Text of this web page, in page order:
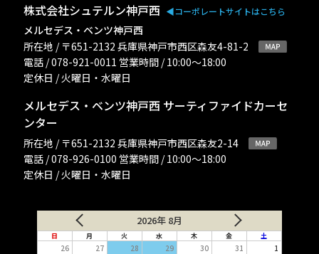
株式会社シュテルン神戸西 ◀︎コーポレートサイトはこちら
メルセデス・ベンツ神戸西
所在地 / 〒651-2132 兵庫県神戸市西区森友4-81-2
電話 / 078-921-0011 営業時間 / 10:00〜18:00
定休日 / 火曜日・水曜日
メルセデス・ベンツ神戸西 サーティファイドカーセ
ンター
所在地 / 〒651-2132 兵庫県神戸市西区森友2-14
電話 / 078-926-0100 営業時間 / 10:00〜18:00
定休日 / 火曜日・水曜日
2026年 8月
日 月 火 水 木 金 土
26 27 28 29 30 31 1